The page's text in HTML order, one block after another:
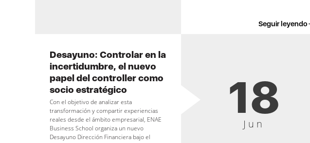
Seguir leyendo
18
Jun
Desayuno: Controlar en la
incertidumbre, el nuevo
papel del controller como
socio estratégico
Con el objetivo de analizar esta
transformación y compartir experiencias
reales desde el ámbito empresarial, ENAE
Business School organiza un nuevo
Desayuno Dirección Financiera bajo el